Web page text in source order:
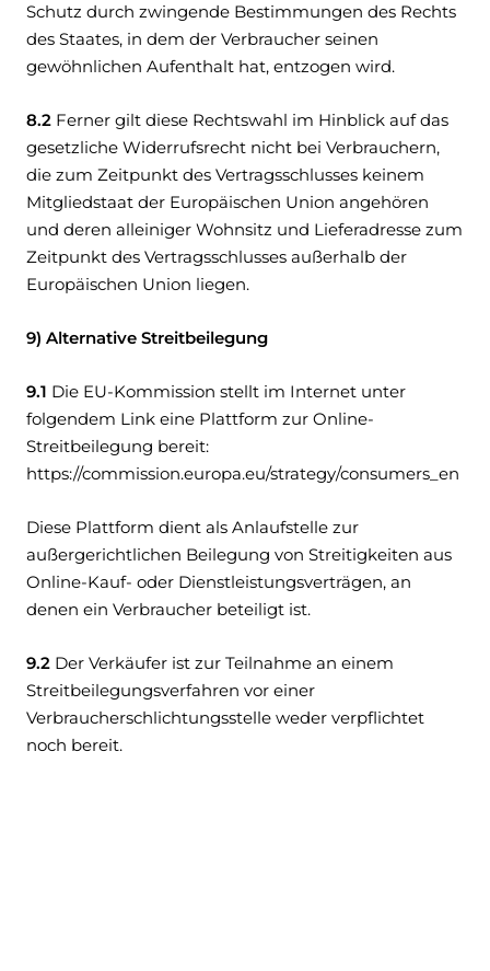
Schutz durch zwingende Bestimmungen des Rechts
des Staates, in dem der Verbraucher seinen
gewöhnlichen Aufenthalt hat, entzogen wird.
8.2 Ferner gilt diese Rechtswahl im Hinblick auf das
gesetzliche Widerrufsrecht nicht bei Verbrauchern,
die zum Zeitpunkt des Vertragsschlusses keinem
Mitgliedstaat der Europäischen Union angehören
und deren alleiniger Wohnsitz und Lieferadresse zum
Zeitpunkt des Vertragsschlusses außerhalb der
Europäischen Union liegen.
9) Alternative Streitbeilegung
9.1 Die EU-Kommission stellt im Internet unter
folgendem Link eine Plattform zur Online-
Streitbeilegung bereit:
https://commission.europa.eu/strategy/consumers_en
Diese Plattform dient als Anlaufstelle zur
außergerichtlichen Beilegung von Streitigkeiten aus
Online-Kauf- oder Dienstleistungsverträgen, an
denen ein Verbraucher beteiligt ist.
9.2 Der Verkäufer ist zur Teilnahme an einem
Streitbeilegungsverfahren vor einer
Verbraucherschlichtungsstelle weder verpflichtet
noch bereit.